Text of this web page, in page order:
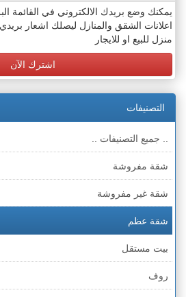
يمكنك وضع بريدك الالكتروني في القائمة
اعلانات الشقق والمنازل ليصلك اشعار
منزل للبيع او للايجار
اشترك الآن
التصنيفات
.. جميع التصنيفات ..
شقة مفروشة
شقة غير مفروشة
شقة عظم
بيت مستقل
روف